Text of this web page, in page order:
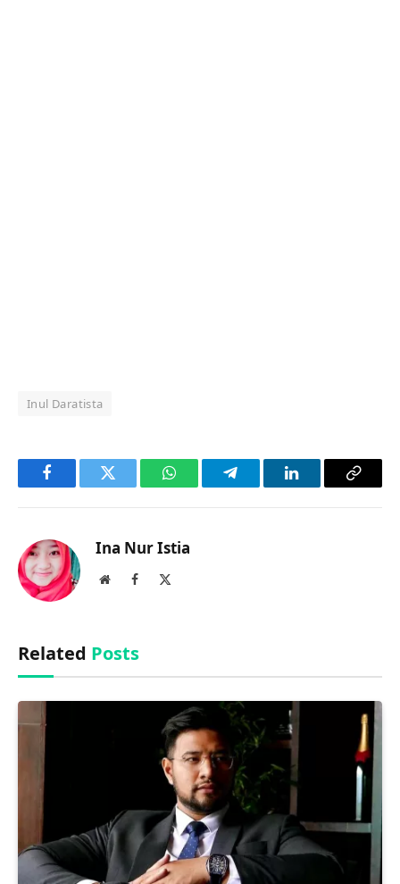
Inul Daratista
FacebookTwitter WhatsAppTelegramLinkedInCopy
Ina Nur Istia
WebsiteFacebook
Related Posts